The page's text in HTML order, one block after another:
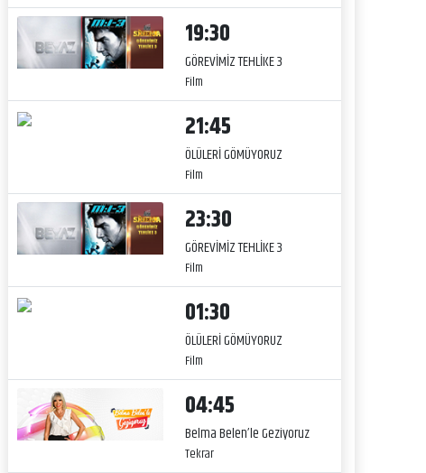
19:30
GÖREVİMİZ TEHLİKE 3
Film
21:45
ÖLÜLERİ GÖMÜYORUZ
Film
23:30
GÖREVİMİZ TEHLİKE 3
Film
01:30
ÖLÜLERİ GÖMÜYORUZ
Film
04:45
Belma Belen’le Geziyoruz
Tekrar